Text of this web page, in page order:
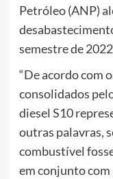
Petróleo (ANP)
semestre de
“De acordo com
consolidados
diesel S10
outras palavras,
combustível
em conjunto com